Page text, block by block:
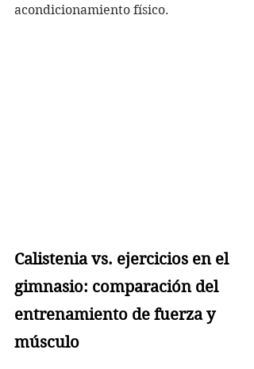
acondicionamiento físico.
Calistenia vs. ejercicios en el
gimnasio: comparación del
entrenamiento de fuerza y
músculo